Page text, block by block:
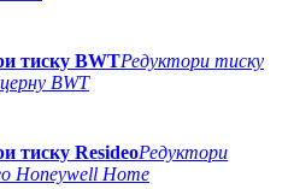
тиску BWTРедуктори тиску
BWT
тиску ResideoРедуктори
Honeywell Home